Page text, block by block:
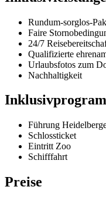
Rundum-sorglos-
Faire
24/7
Qualifizierte
Urlaubsfotos zum
Nachhaltigkeit
Führung
Schlossticket
Eintritt Zoo
Schifffahrt
Preise